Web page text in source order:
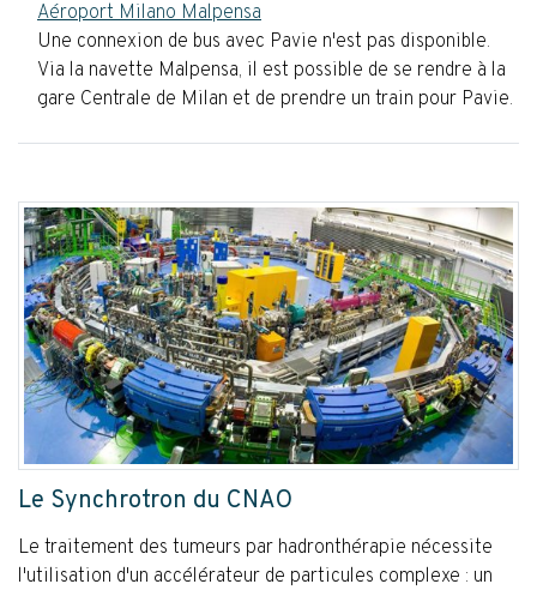
Aéroport Milano Malpensa
Une connexion de bus avec Pavie n'est pas disponible.
Via la navette Malpensa, il est possible de se rendre à la
gare Centrale de Milan et de prendre un train pour Pavie.
Le Synchrotron du CNAO
Le traitement des tumeurs par hadronthérapie nécessite
l'utilisation d'un accélérateur de particules complexe : un